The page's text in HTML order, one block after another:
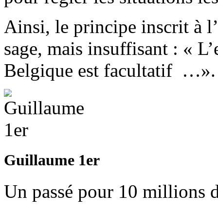
Ainsi, le principe inscrit à
sage, mais insuffisant : «
Belgique est facultatif …».
Guillaume 1er
Un passé pour 10 millions